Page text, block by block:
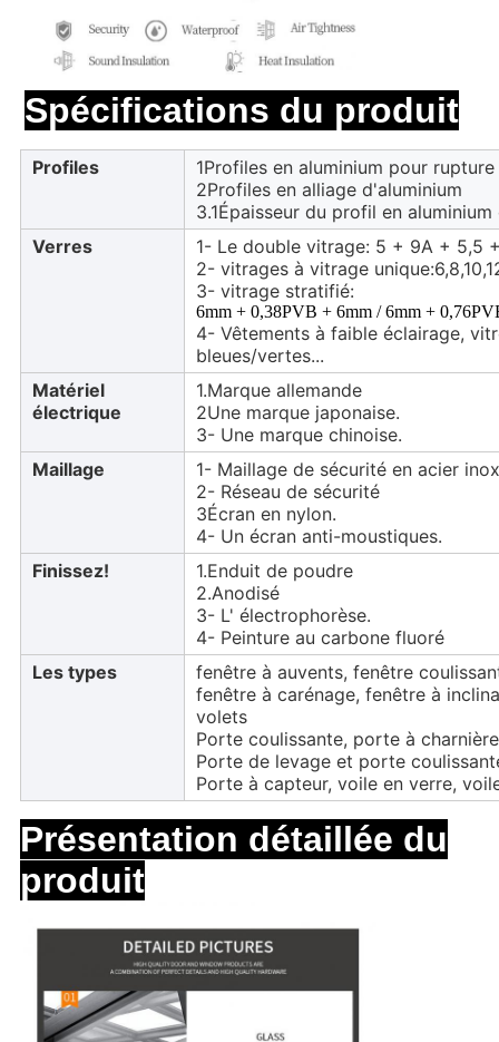
Spécifications du produit
Profiles
1Profiles en aluminium pour
2Profiles en alliage d'aluminium
3.1Épaisseur du profil en
Verres
1- Le double vitrage: 5 + 9A + 5,5
2- vitrages à vitrage
3- vitrage stratifié:
6mm + 0,38PVB + 6mm / 6mm +
4- Vêtements à faible éclairage,
bleues/vertes...
Matériel
électrique
1.Marque allemande
2Une marque japonaise.
3- Une marque chinoise.
Maillage
1- Maillage de sécurité en acier
2- Réseau de sécurité
3Écran en nylon.
4- Un écran anti-moustiques.
Finissez!
1.Enduit de poudre
2.Anodisé
3- L' électrophorèse.
4- Peinture au carbone fluoré
Les types
fenêtre à auvents, fenêtre
fenêtre à carénage, fenêtre à
volets
Porte coulissante, porte à
Porte de levage et porte
Porte à capteur, voile en verre,
Présentation détaillée du
produit